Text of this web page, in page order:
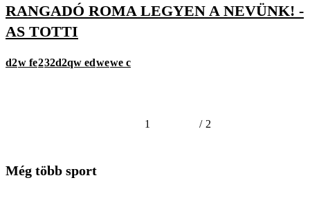
RANGADÓ ROMA LEGYEN A NEVÜNK! -
AS TOTTI
d2w fe232d2qw edwewe c
1 / 2
Még több sport